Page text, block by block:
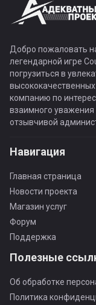
Добро пожаловать
легендарной игре
погрузиться в
компанию по
взаимного
отзывчивой
Навигация
Главная страница
Новости проекта
Магазин услуг
Форум
Поддержка
Полезные
Об обработке
Политика